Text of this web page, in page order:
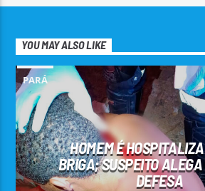
YOU MAY ALSO LIKE
PARÁ
HOMEM É
BRIGA; SUSPEITO
DEFESA